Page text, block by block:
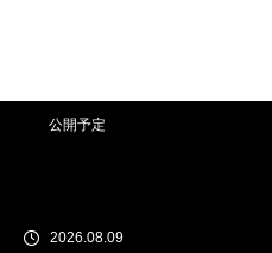
公開予定
2026.08.09